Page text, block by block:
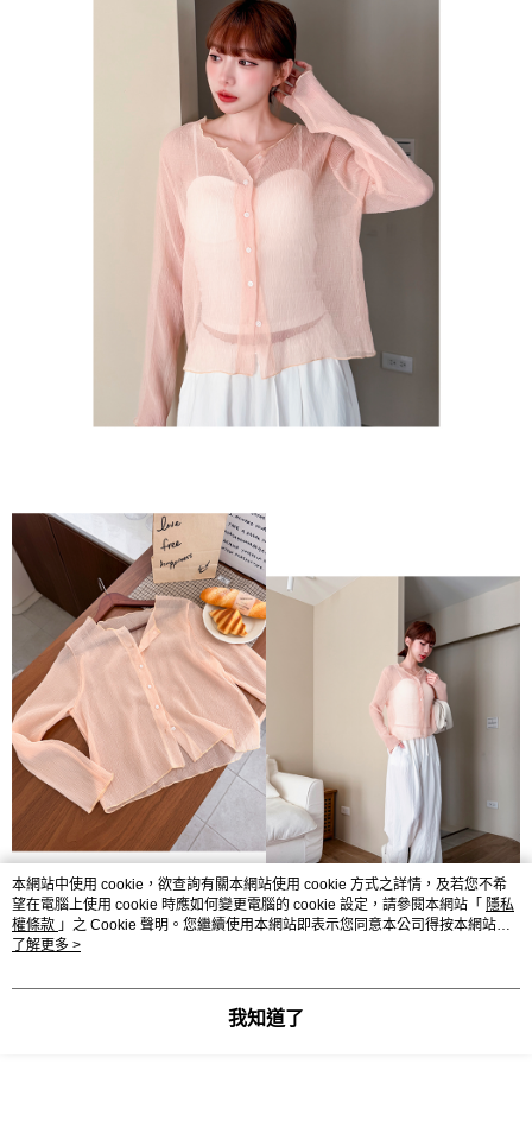
本網站中使用 cookie，欲查詢有關本網站使用 cookie 方式之詳情，及若您不希
望在電腦上使用 cookie 時應如何變更電腦的 cookie 設定，請參閱本網站「 隱私
權條款 」之 Cookie 聲明。您繼續使用本網站即表示您同意本公司得按本網站使
用條款之 Cookie 聲明使用 cookie。
了解更多 >
我知道了